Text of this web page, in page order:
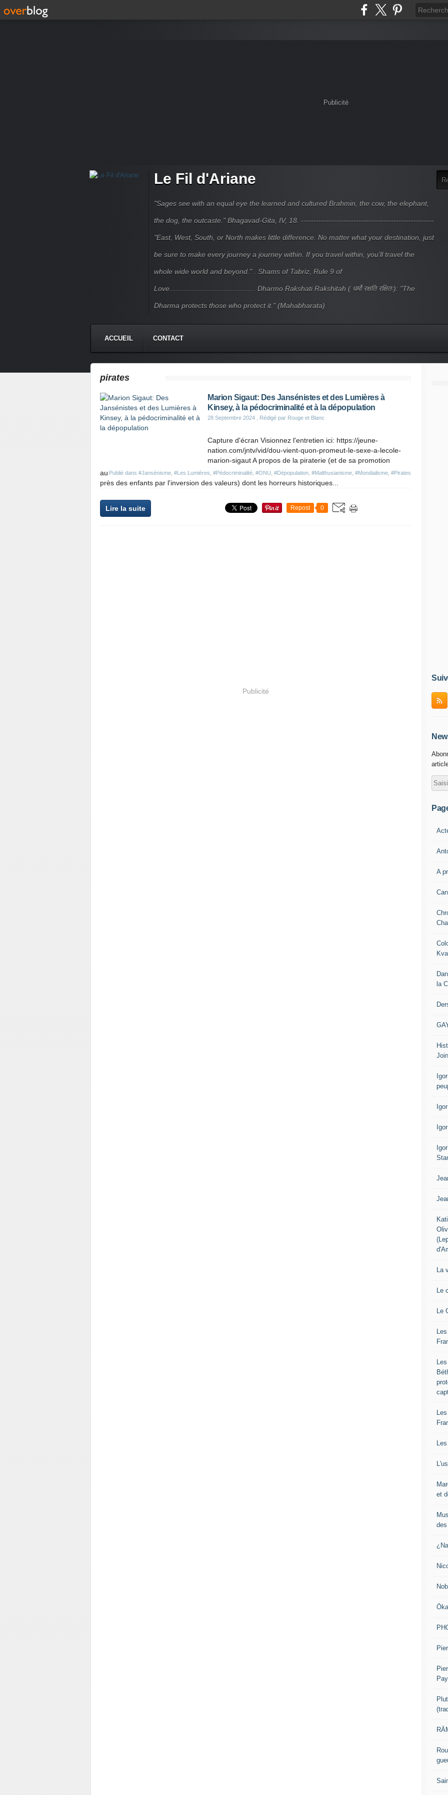
Publicité
Le Fil d'Ariane
"Sages see with an equal eye the learned and cultured Brahmin, the cow, the elephant,
the dog, the outcaste." Bhagavad-Gita, IV, 18. -----------------------------------------------------
"East, West, South, or North makes little difference. No matter what your destination, just
be sure to make every journey a journey within. If you travel within, you’ll travel the
whole wide world and beyond." . Shams of Tabriz, Rule 9 of
Love........................................... Dharmo Rakshati Rakshitah ( धर्मो रक्षति रक्षितः): "The
Dharma protects those who protect it." (Mahabharata)
ACCUEIL CONTACT
pirates
Marion Sigaut: Des Jansénistes et des Lumières à
Kinsey, à la pédocriminalité et à la dépopulation
28 Septembre 2024 , Rédigé par Rouge et Blanc
Publié dans #Jansénisme #Les Lumières #Pédocriminalité #ONU #Dépopulation #Malthusianisme #Mondialisme #Pirates
Capture d'écran Visionnez l'entretien ici: https://jeune-
nation.com/jntv/vid/dou-vient-quon-promeut-le-sexe-a-lecole-
marion-sigaut A propos de la piraterie (et de sa promotion
au
près des enfants par l'inversion des valeurs) dont les horreurs historiques...
Lire la suite Repost 0
Publicité
A
la
La
Le
Le
et
des